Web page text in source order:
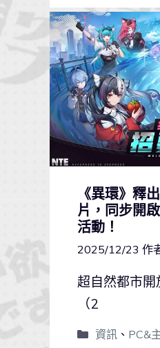
《異環》釋
片，同步開
活動！
2025/12/23 作
超自然都市
（2
資訊、 PC&